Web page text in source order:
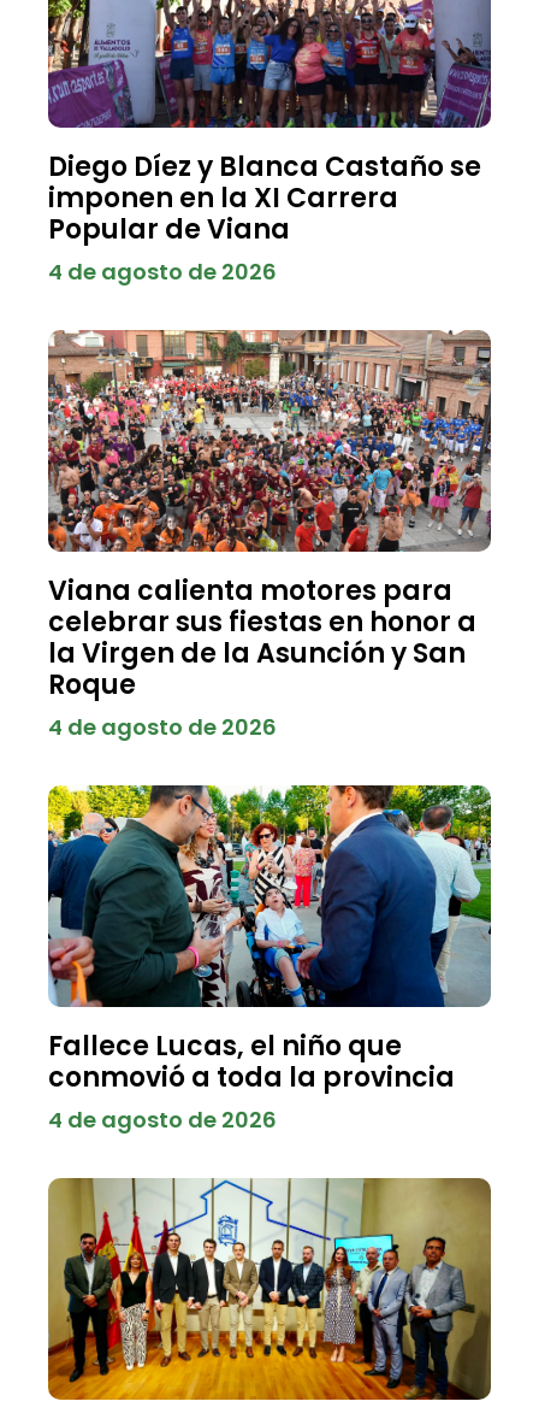
Diego Díez y Blanca Castaño se
imponen en la XI Carrera
Popular de Viana
4 de agosto de 2026
Viana calienta motores para
celebrar sus fiestas en honor a
la Virgen de la Asunción y San
Roque
4 de agosto de 2026
Fallece Lucas, el niño que
conmovió a toda la provincia
4 de agosto de 2026